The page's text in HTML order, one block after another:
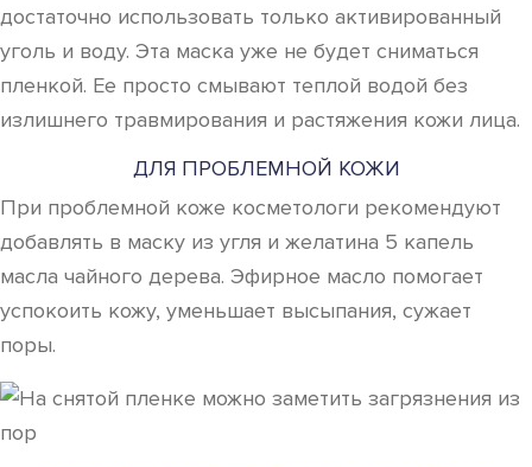
достаточно использовать только активированный
уголь и воду. Эта маска уже не будет сниматься
пленкой. Ее просто смывают теплой водой без
излишнего травмирования и растяжения кожи лица.
ДЛЯ ПРОБЛЕМНОЙ КОЖИ
При проблемной коже косметологи рекомендуют
добавлять в маску из угля и желатина 5 капель
масла чайного дерева. Эфирное масло помогает
успокоить кожу, уменьшает высыпания, сужает
поры.